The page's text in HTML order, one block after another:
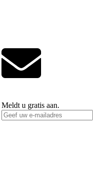
Meldt u gratis aan.